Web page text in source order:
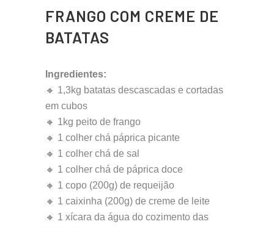
FRANGO COM CREME DE
BATATAS
Ingredientes:
🔸 1,3kg batatas descascadas e cortadas
em cubos
🔸 1kg peito de frango
🔸 1 colher chá páprica picante
🔸 1 colher chá de sal
🔸 1 colher chá de páprica doce
🔸 1 copo (200g) de requeijão
🔸 1 caixinha (200g) de creme de leite
🔸 1 xícara da água do cozimento das